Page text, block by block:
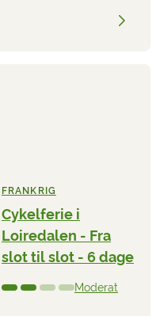
FRANKRIG
Cykelferie i
Loiredalen - Fra
slot til slot - 6 dage
Moderat